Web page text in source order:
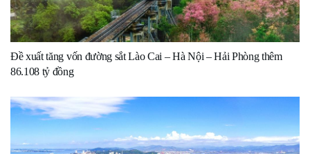
Đề xuất tăng vốn đường sắt Lào Cai – Hà Nội – Hải Phòng thêm
86.108 tỷ đồng